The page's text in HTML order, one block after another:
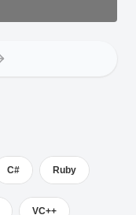
C# Ruby
VC++